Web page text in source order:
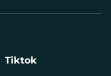
Tiktok